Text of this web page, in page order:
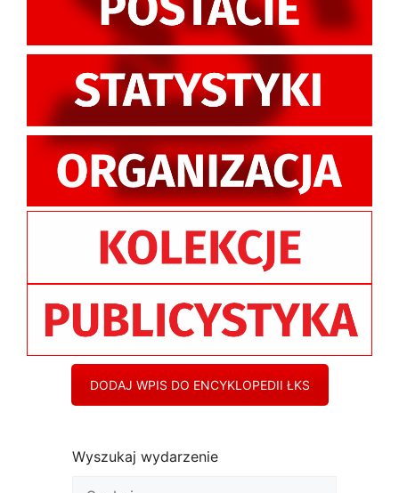
DODAJ WPIS DO ENCYKLOPEDII ŁKS
Wyszukaj wydarzenie